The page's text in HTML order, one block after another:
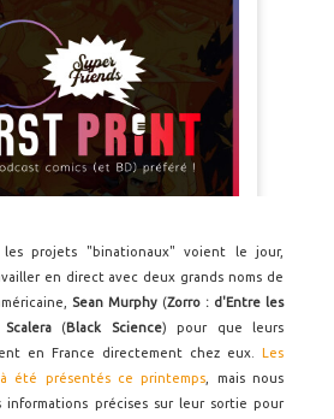
projets "binationaux" voient le jour,
en direct avec deux grands noms de
Sean Murphy (Zorro : d'Entre les
(Black Science) pour que leurs
en France directement chez eux. Les
été présentés ce printemps , mais nous
informations précises sur leur sortie pour